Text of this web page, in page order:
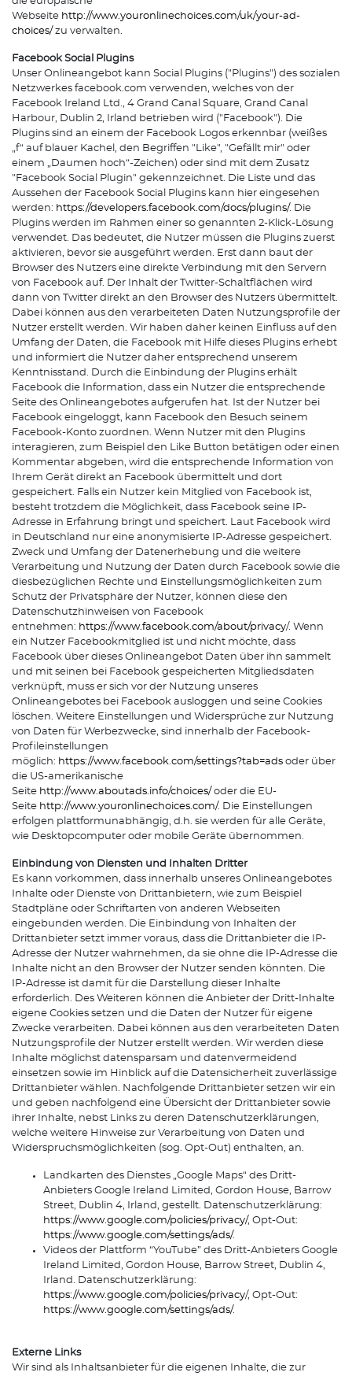
Webseite http://www.youronlinechoices.com/uk/your-ad-
choices/ zu verwalten.
Facebook Social Plugins
Unser Onlineangebot kann Social Plugins ("Plugins") des sozialen
Netzwerkes facebook.com verwenden, welches von der
Facebook Ireland Ltd., 4 Grand Canal Square, Grand Canal
Harbour, Dublin 2, Irland betrieben wird ("Facebook"). Die
Plugins sind an einem der Facebook Logos erkennbar (weißes
„f“ auf blauer Kachel, den Begriffen "Like", "Gefällt mir" oder
einem „Daumen hoch“-Zeichen) oder sind mit dem Zusatz
"Facebook Social Plugin" gekennzeichnet. Die Liste und das
Aussehen der Facebook Social Plugins kann hier eingesehen
werden: https://developers.facebook.com/docs/plugins/. Die
Plugins werden im Rahmen einer so genannten 2-Klick-Lösung
verwendet. Das bedeutet, die Nutzer müssen die Plugins zuerst
aktivieren, bevor sie ausgeführt werden. Erst dann baut der
Browser des Nutzers eine direkte Verbindung mit den Servern
von Facebook auf. Der Inhalt der Twitter-Schaltflächen wird
dann von Twitter direkt an den Browser des Nutzers übermittelt.
Dabei können aus den verarbeiteten Daten Nutzungsprofile der
Nutzer erstellt werden. Wir haben daher keinen Einfluss auf den
Umfang der Daten, die Facebook mit Hilfe dieses Plugins erhebt
und informiert die Nutzer daher entsprechend unserem
Kenntnisstand. Durch die Einbindung der Plugins erhält
Facebook die Information, dass ein Nutzer die entsprechende
Seite des Onlineangebotes aufgerufen hat. Ist der Nutzer bei
Facebook eingeloggt, kann Facebook den Besuch seinem
Facebook-Konto zuordnen. Wenn Nutzer mit den Plugins
interagieren, zum Beispiel den Like Button betätigen oder einen
Kommentar abgeben, wird die entsprechende Information von
Ihrem Gerät direkt an Facebook übermittelt und dort
gespeichert. Falls ein Nutzer kein Mitglied von Facebook ist,
besteht trotzdem die Möglichkeit, dass Facebook seine IP-
Adresse in Erfahrung bringt und speichert. Laut Facebook wird
in Deutschland nur eine anonymisierte IP-Adresse gespeichert.
Zweck und Umfang der Datenerhebung und die weitere
Verarbeitung und Nutzung der Daten durch Facebook sowie die
diesbezüglichen Rechte und Einstellungsmöglichkeiten zum
Schutz der Privatsphäre der Nutzer, können diese den
Datenschutzhinweisen von Facebook
entnehmen: https://www.facebook.com/about/privacy/. Wenn
ein Nutzer Facebookmitglied ist und nicht möchte, dass
Facebook über dieses Onlineangebot Daten über ihn sammelt
und mit seinen bei Facebook gespeicherten Mitgliedsdaten
verknüpft, muss er sich vor der Nutzung unseres
Onlineangebotes bei Facebook ausloggen und seine Cookies
löschen. Weitere Einstellungen und Widersprüche zur Nutzung
von Daten für Werbezwecke, sind innerhalb der Facebook-
Profileinstellungen
möglich: https://www.facebook.com/settings?tab=ads oder über
die US-amerikanische
Seite http://www.aboutads.info/choices/ oder die EU-
Seite http://www.youronlinechoices.com/. Die Einstellungen
erfolgen plattformunabhängig, d.h. sie werden für alle Geräte,
wie Desktopcomputer oder mobile Geräte übernommen.
Einbindung von Diensten und Inhalten Dritter
Es kann vorkommen, dass innerhalb unseres Onlineangebotes
Inhalte oder Dienste von Drittanbietern, wie zum Beispiel
Stadtpläne oder Schriftarten von anderen Webseiten
eingebunden werden. Die Einbindung von Inhalten der
Drittanbieter setzt immer voraus, dass die Drittanbieter die IP-
Adresse der Nutzer wahrnehmen, da sie ohne die IP-Adresse die
Inhalte nicht an den Browser der Nutzer senden könnten. Die
IP-Adresse ist damit für die Darstellung dieser Inhalte
erforderlich. Des Weiteren können die Anbieter der Dritt-Inhalte
eigene Cookies setzen und die Daten der Nutzer für eigene
Zwecke verarbeiten. Dabei können aus den verarbeiteten Daten
Nutzungsprofile der Nutzer erstellt werden. Wir werden diese
Inhalte möglichst datensparsam und datenvermeidend
einsetzen sowie im Hinblick auf die Datensicherheit zuverlässige
Drittanbieter wählen. Nachfolgende Drittanbieter setzen wir ein
und geben nachfolgend eine Übersicht der Drittanbieter sowie
ihrer Inhalte, nebst Links zu deren Datenschutzerklärungen,
welche weitere Hinweise zur Verarbeitung von Daten und
Widerspruchsmöglichkeiten (sog. Opt-Out) enthalten, an.
Landkarten des Dienstes „Google Maps“ des Dritt-
Anbieters Google Ireland Limited, Gordon House, Barrow
Street, Dublin 4, Irland, gestellt. Datenschutzerklärung:
https://www.google.com/policies/privacy/, Opt-Out:
https://www.google.com/settings/ads/.
Videos der Plattform “YouTube” des Dritt-Anbieters Google
Ireland Limited, Gordon House, Barrow Street, Dublin 4,
Irland. Datenschutzerklärung:
https://www.google.com/policies/privacy/, Opt-Out:
https://www.google.com/settings/ads/.
Externe Links
Wir sind als Inhaltsanbieter für die eigenen Inhalte, die zur